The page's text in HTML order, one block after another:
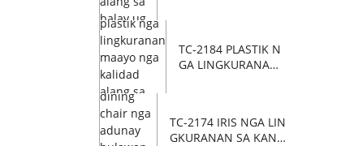
TC-2184 PLASTIK N
GA LINGKURANAN
TC-2174 IRIS NGA LIN
GKURANAN SA KAN-